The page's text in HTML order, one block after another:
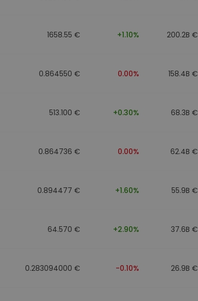
1658.55 € +1.10% 200.2B €
0.864550 € 0.00% 158.4B €
513.100 € +0.30% 68.3B €
0.864736 € 0.00% 62.4B €
0.894477 € +1.60% 55.9B €
64.570 € +2.90% 37.6B €
0.283094000 € -0.10% 26.9B €